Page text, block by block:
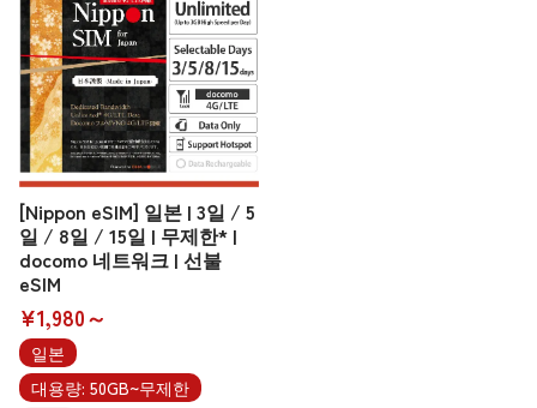
[Nippon eSIM] 일본 | 3일 / 5
일 / 8일 / 15일 | 무제한* |
docomo 네트워크 | 선불
eSIM
¥1,980～
일본
대용량: 50GB~무제한